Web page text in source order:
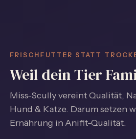
FRISCHFUTTER STATT
Weil dein Tier
Miss-Scully vereint Qualität,
Hund & Katze. Darum setzen
Ernährung in Anifit-Qualität.